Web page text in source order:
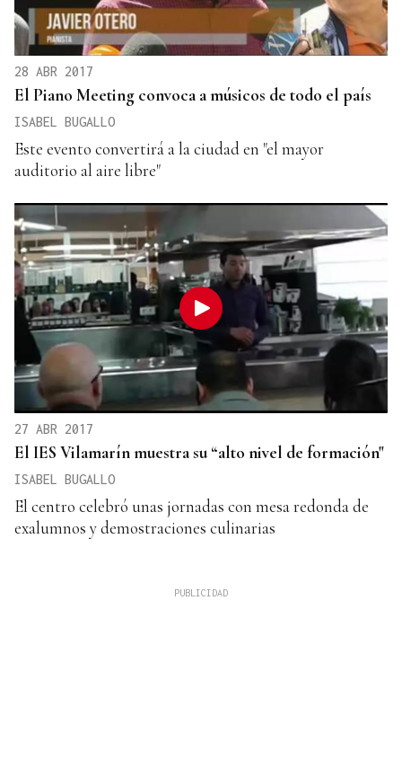
28 ABR 2017
El Piano Meeting convoca a músicos de todo el país
ISABEL BUGALLO
Este evento convertirá a la ciudad en "el mayor
auditorio al aire libre"
27 ABR 2017
El IES Vilamarín muestra su “alto nivel de formación"
ISABEL BUGALLO
El centro celebró unas jornadas con mesa redonda de
exalumnos y demostraciones culinarias